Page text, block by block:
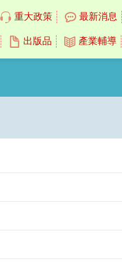
重大政策 最新消息
出版品 產業輔導